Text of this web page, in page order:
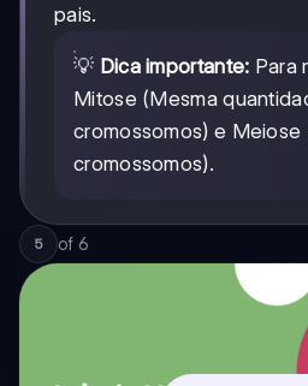
pais.
💡 Dica importante: Para
Mitose (Mesma
cromossomos) e
cromossomos).
5 of 6